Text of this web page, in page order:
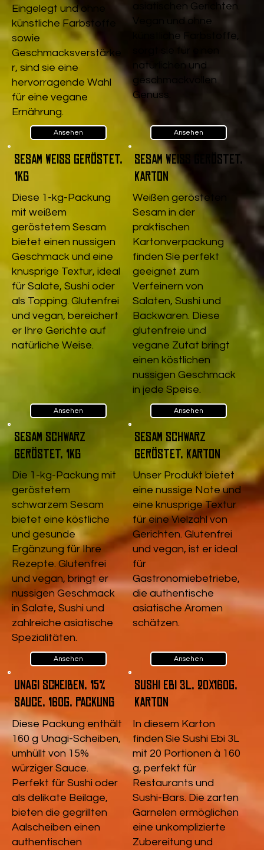
Eingelegt und ohne
künstliche Farbstoffe
sowie
Geschmacksverstärke
r, sind sie eine
hervorragende Wahl
für eine vegane
Ernährung.
Ansehen
asiatischen Gerichten.
Vegan und ohne
künstliche Farbstoffe,
sorgt sie für einen
natürlichen und
geschmackvollen
Genuss.
Ansehen
Sesam weiß geröstet,
1kg
Diese 1-kg-Packung
mit weißem
geröstetem Sesam
bietet einen nussigen
Geschmack und eine
knusprige Textur, ideal
für Salate, Sushi oder
als Topping. Glutenfrei
und vegan, bereichert
er Ihre Gerichte auf
natürliche Weise.
Ansehen
Sesam weiß geröstet,
Karton
Weißen gerösteten
Sesam in der
praktischen
Kartonverpackung
finden Sie perfekt
geeignet zum
Verfeinern von
Salaten, Sushi und
Backwaren. Diese
glutenfreie und
vegane Zutat bringt
einen köstlichen
nussigen Geschmack
in jede Speise.
Ansehen
Sesam schwarz
geröstet, 1kg
Die 1-kg-Packung mit
geröstetem
schwarzem Sesam
bietet eine köstliche
und gesunde
Ergänzung für Ihre
Rezepte. Glutenfrei
und vegan, bringt er
nussigen Geschmack
in Salate, Sushi und
zahlreiche asiatische
Spezialitäten.
Ansehen
Sesam schwarz
geröstet, Karton
Unser Produkt bietet
eine nussige Note und
eine knusprige Textur
für eine Vielzahl von
Gerichten. Glutenfrei
und vegan, ist er ideal
für
Gastronomiebetriebe,
die authentische
asiatische Aromen
schätzen.
Ansehen
Unagi Scheiben, 15%
Sauce, 160g, Packung
Diese Packung enthält
160 g Unagi-Scheiben,
umhüllt von 15%
würziger Sauce.
Perfekt für Sushi oder
als delikate Beilage,
bieten die gegrillten
Aalscheiben einen
authentischen
Sushi Ebi 3L, 20x160g,
Karton
In diesem Karton
finden Sie Sushi Ebi 3L
mit 20 Portionen à 160
g, perfekt für
Restaurants und
Sushi-Bars. Die zarten
Garnelen ermöglichen
eine unkomplizierte
Zubereitung und